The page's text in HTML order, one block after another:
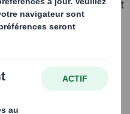
8 tonnes de plastique et